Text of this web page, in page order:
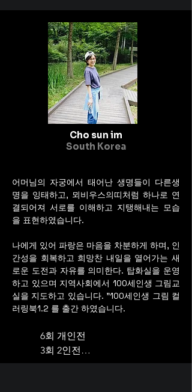
민화를 콜라보한 작품을 하고
있다.
꽃바람 시리즈에 와당, 차크라
의 문양을 재해석하고 도입하
여 그림을 소장하고 관람 하는
분들께 막혀있는 기의 순환을
도와 새로운 좋은 기운과 위안
을  받을 수 있는 작품을 제작
중에 있다.
Cho sun im
South Korea
어머님의 자궁에서 태어난 생명들이 다른생
명을 잉태하고, 뫼비우스의띠처럼 하나로 연
결되어져 서로를 이해하고 지탱해내는 모습
을 표현하였습니다.
나에게 있어 파랑은 마음을 차분하게 하며, 인
간성을 회복하고 희망찬 내일을 열어가는 새
로운 도전과 자유를 의미한다. 탑화실을 운영
하고 있으며 지역사회에서 100세인생 그림교
실을 지도하고 있습니다. "100세인생 그림 컬
러링북1.2 를 출간 하였습니다.
6회 개인전
3회 2인전
TOP 32회